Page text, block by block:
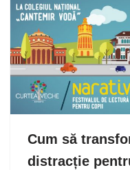
Cum să
distracție